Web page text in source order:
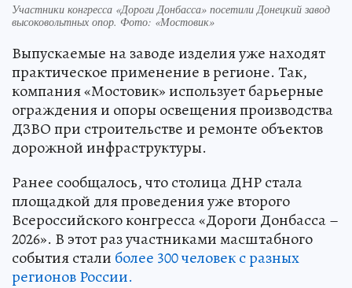
Участники конгресса «Дороги Донбасса» посетили Донецкий завод
высоковольтных опор. Фото: «Мостовик»
Выпускаемые на заводе изделия уже находят
практическое применение в регионе. Так,
компания «Мостовик» использует барьерные
ограждения и опоры освещения производства
ДЗВО при строительстве и ремонте объектов
дорожной инфраструктуры.
Ранее сообщалось, что столица ДНР стала
площадкой для проведения уже второго
Всероссийского конгресса «Дороги Донбасса –
2026». В этот раз участниками масштабного
события стали более 300 человек с разных
регионов России.